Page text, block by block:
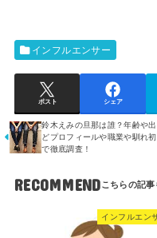
インフルエンサー
ポスト シェア
鈴木えみの旦那は誰？年齢や
どプロフィールや職業や馴れ初
で徹底調査！
RECOMMEND
インフルエン